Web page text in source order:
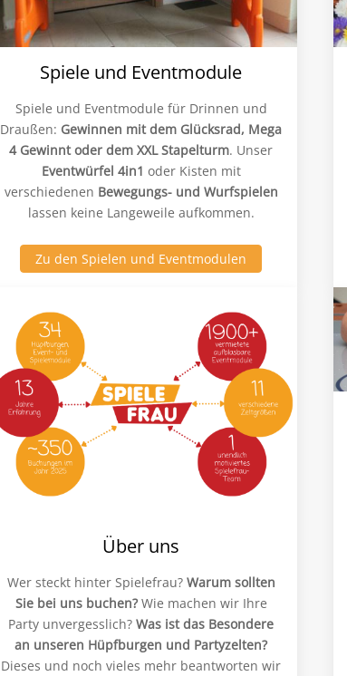
Spiele und Eventmodule
Spiele und Eventmodule für Drinnen und
Draußen: Gewinnen mit dem Glücksrad, Mega
4 Gewinnt oder dem XXL Stapelturm. Unser
Eventwürfel 4in1 oder Kisten mit
verschiedenen Bewegungs- und Wurfspielen
lassen keine Langeweile aufkommen.
Zu den Spielen und Eventmodulen
Über uns
Wer steckt hinter Spielefrau? Warum sollten
Sie bei uns buchen?Wie machen wir Ihre
Party unvergesslich?Was ist das Besondere
an unseren Hüpfburgen und Partyzelten?
Dieses und noch vieles mehr beantworten wir